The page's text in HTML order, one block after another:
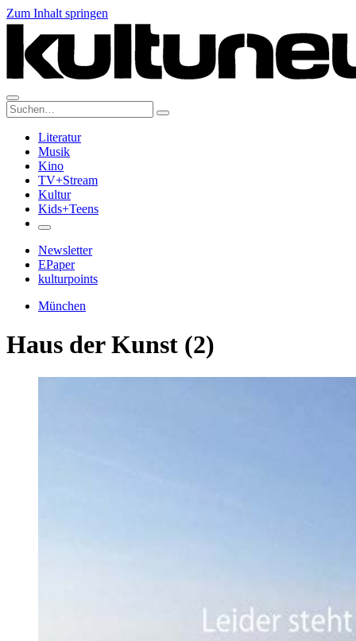
Zum Inhalt springen
Suche:
Literatur
Musik
Kino
TV+Stream
Kultur
Kids+Teens
Newsletter
EPaper
kulturpoints
München
Haus der Kunst (2)